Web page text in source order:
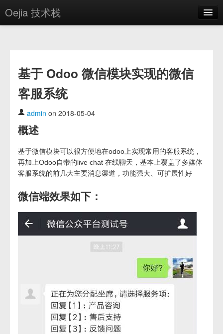
Oejia 技术栈
方案
OE学院
分享
关于
编辑器
登录
基于 Odoo 微信模块实现的微信
客服系统
admin on 2018-05-04
概述
基于微信模块可以很方便地在odoo上实现常用的客服系统，
再加上Odoo自带的live chat 在线聊天，基本上覆盖了多媒体
客服系统的前几大主要消息渠道，功能强大、可扩展性好
微信端效果如下：